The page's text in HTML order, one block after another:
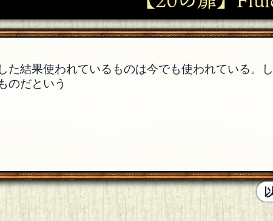
た結果使われているものは今でも使われている。
のだという